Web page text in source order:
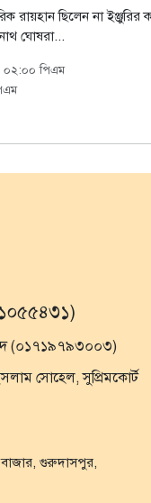
রায়হান ছিলেন না ইঞ্জুরির
ঘোষরা...
০২:০০ পিএম
(০১৭১৯৭৯৩০০৩)
সোহেল, সুপ্রিমকোর্ট
বাজার, গুরুদাসপুর,